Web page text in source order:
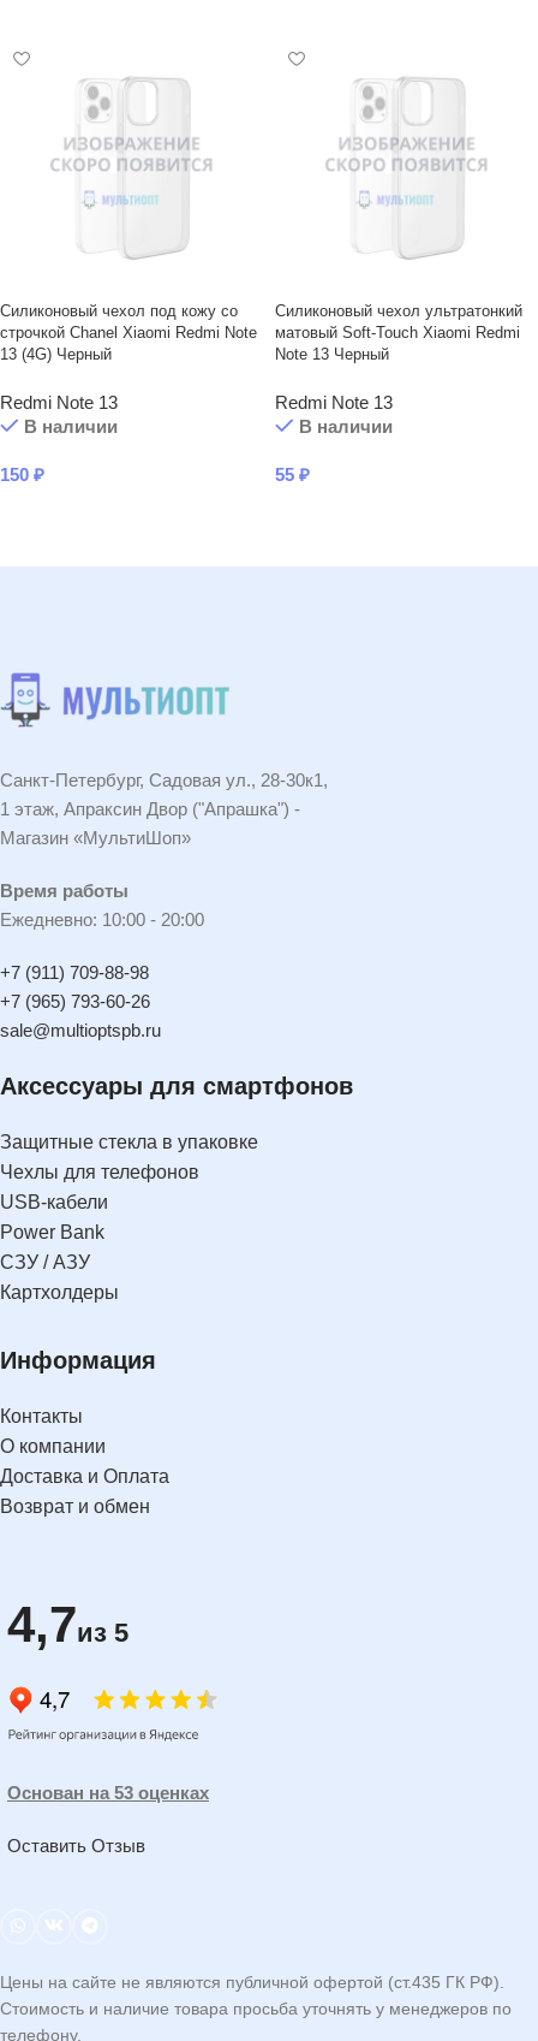
Силиконовый чехол под кожу со
строчкой Chanel Xiaomi Redmi Note
13 (4G) Черный
Redmi Note 13
В наличии
150 ₽
Силиконовый чехол ультратонкий
матовый Soft-Touch Xiaomi Redmi
Note 13 Черный
Redmi Note 13
В наличии
55 ₽
Санкт-Петербург, Садовая ул., 28-30к1,
1 этаж, Апраксин Двор ("Апрашка") -
Магазин «МультиШоп»
Время работы
Ежедневно: 10:00 - 20:00
+7 (911) 709-88-98
+7 (965) 793-60-26
sale@multioptspb.ru
Аксессуары для смартфонов
Защитные стекла в упаковке
Чехлы для телефонов
USB-кабели
Power Bank
СЗУ / АЗУ
Картхолдеры
Информация
Контакты
О компании
Доставка и Оплата
Возврат и обмен
4,7из 5
Основан на 53 оценках
Оставить Отзыв
Цены на сайте не являются публичной офертой (ст.435 ГК РФ).
Стоимость и наличие товара просьба уточнять у менеджеров по
телефону.